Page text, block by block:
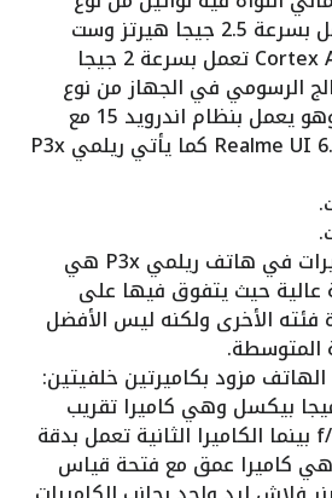
Cortex A76 تعمل بسرعة 2.5 جيجا هيرتز وست
أنوية من نوع Cortex A55 تعمل بسرعة 2 جيجا
الرسومي في الجهاز من نوع
Mali-G57 MC2 وهو يعمل بنظام اندرويد 15 مع
واجهة من نوع Realme UI 6.0 كما يأتي ريلمي P3x
: الكاميرات في هاتف ريلمي P3x هي
عالية حيث يتفوق فيها على
فئته الأخرى ولكنه ليس الأفضل
المتوسطة.
مزود بكاميرتين خلفيتين:
بدقة 50 ميجا بيكسل وهي كاميرا تقريب
بفتحة قياس f/1.8 بينما الكاميرا الثانية تعمل بدقة
كاميرا عمق مع فتحة قياس